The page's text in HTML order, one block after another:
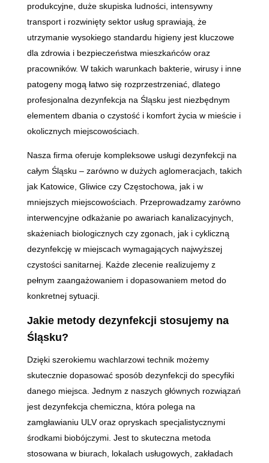
produkcyjne, duże skupiska ludności, intensywny
transport i rozwinięty sektor usług sprawiają, że
utrzymanie wysokiego standardu higieny jest kluczowe
dla zdrowia i bezpieczeństwa mieszkańców oraz
pracowników. W takich warunkach bakterie, wirusy i inne
patogeny mogą łatwo się rozprzestrzeniać, dlatego
profesjonalna dezynfekcja na Śląsku jest niezbędnym
elementem dbania o czystość i komfort życia w mieście i
okolicznych miejscowościach.
Nasza firma oferuje kompleksowe usługi dezynfekcji na
całym Śląsku – zarówno w dużych aglomeracjach, takich
jak Katowice, Gliwice czy Częstochowa, jak i w
mniejszych miejscowościach. Przeprowadzamy zarówno
interwencyjne odkażanie po awariach kanalizacyjnych,
skażeniach biologicznych czy zgonach, jak i cykliczną
dezynfekcję w miejscach wymagających najwyższej
czystości sanitarnej. Każde zlecenie realizujemy z
pełnym zaangażowaniem i dopasowaniem metod do
konkretnej sytuacji.
Jakie metody dezynfekcji stosujemy na
Śląsku?
Dzięki szerokiemu wachlarzowi technik możemy
skutecznie dopasować sposób dezynfekcji do specyfiki
danego miejsca. Jednym z naszych głównych rozwiązań
jest dezynfekcja chemiczna, która polega na
zamgławianiu ULV oraz opryskach specjalistycznymi
środkami biobójczymi. Jest to skuteczna metoda
stosowana w biurach, lokalach usługowych, zakładach